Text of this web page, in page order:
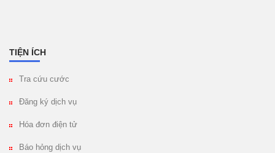
TIỆN ÍCH
Tra cứu cước
Đăng ký dịch vụ
Hóa đơn điện tử
Báo hỏng dịch vụ